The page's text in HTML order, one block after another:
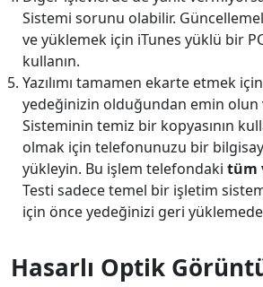
Sistemi sorunu olabilir.
ve yüklemek için iTunes yüklü bir
kullanın.
Yazılımı tamamen ekarte etmek
yedeğinizin olduğundan emin olun
Sisteminin temiz bir kopyasının
olmak için telefonunuzu bir
yükleyin. Bu işlem telefondaki tüm
Testi sadece temel bir işletim
için önce yedeğinizi geri
Hasarlı Optik